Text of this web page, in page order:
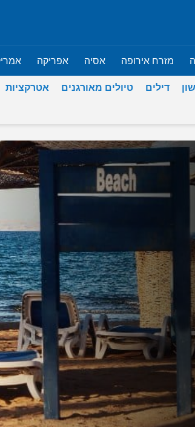
מזרח אירופה אסיה אפריקה
דילים טיולים מאורגנים אטרקציות